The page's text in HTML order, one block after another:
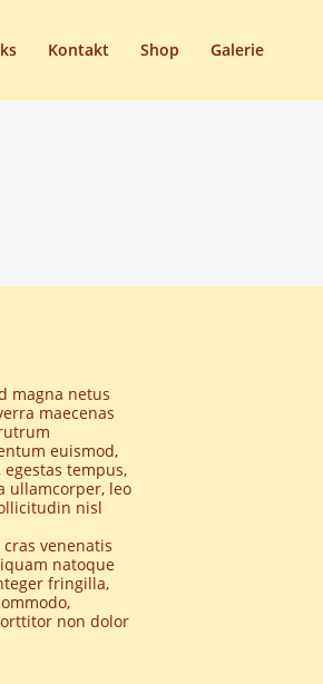
Kontakt Shop Galerie
magna netus
maecenas
euismod,
tempus,
ullamcorper, leo
nisl
venenatis
natoque
fringilla,
non dolor